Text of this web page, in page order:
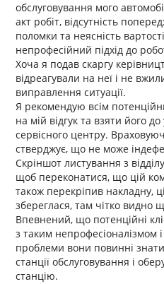
обслуговування мого
акт робіт, відсутність
поломки та неясність
непрофесійний підхід до
Хоча я подав скаргу
відреагували на неї і не
виправлення ситуації.
Я рекомендую всім
на мій відгук та взяти його
сервісного центру.
стверджує, що не може
Скріншот листування з
щоб переконатися, що цій
також перекріпив накладну,
збереглася, там чітко видно
Впевнений, що потенційні
з таким непрофесіоналізмом
проблеми вони повинні знати
станції обслуговування і
станцію.